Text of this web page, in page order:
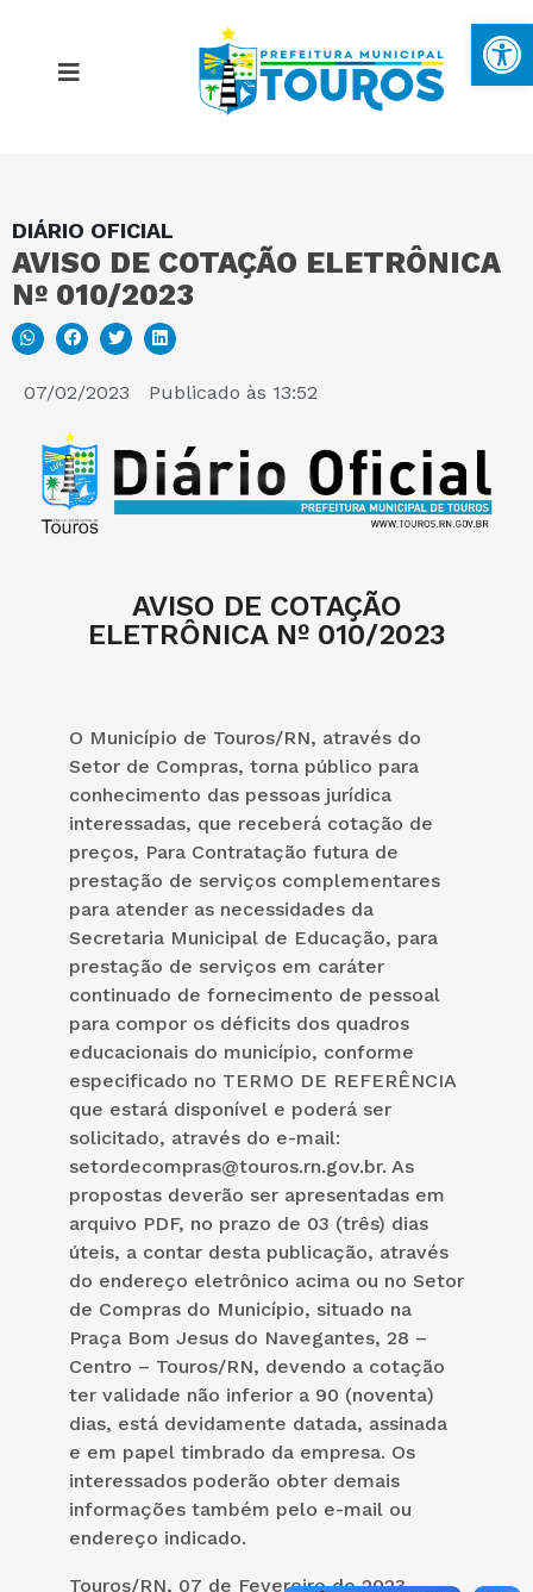
DIÁRIO OFICIAL
AVISO DE COTAÇÃO ELETRÔNICA
Nº 010/2023
07/02/2023 Publicado às 13:52
AVISO DE COTAÇÃO
ELETRÔNICA Nº 010/2023
O Município de Touros/RN, através do
Setor de Compras, torna público para
conhecimento das pessoas jurídica
interessadas, que receberá cotação de
preços, Para Contratação futura de
prestação de serviços complementares
para atender as necessidades da
Secretaria Municipal de Educação, para
prestação de serviços em caráter
continuado de fornecimento de pessoal
para compor os déficits dos quadros
educacionais do município, conforme
especificado no TERMO DE REFERÊNCIA
que estará disponível e poderá ser
solicitado, através do e-mail:
setordecompras@touros.rn.gov.br. As
propostas deverão ser apresentadas em
arquivo PDF, no prazo de 03 (três) dias
úteis, a contar desta publicação, através
do endereço eletrônico acima ou no Setor
de Compras do Município, situado na
Praça Bom Jesus do Navegantes, 28 –
Centro – Touros/RN, devendo a cotação
ter validade não inferior a 90 (noventa)
dias, está devidamente datada, assinada
e em papel timbrado da empresa. Os
interessados poderão obter demais
informações também pelo e-mail ou
endereço indicado.
Touros/RN, 07 de Fevereiro de 2023.
MAPA DO SITE
PORTAL DA TRANSPARÊNCIA
E-SIC
PERGUNTAS FREQUENTES